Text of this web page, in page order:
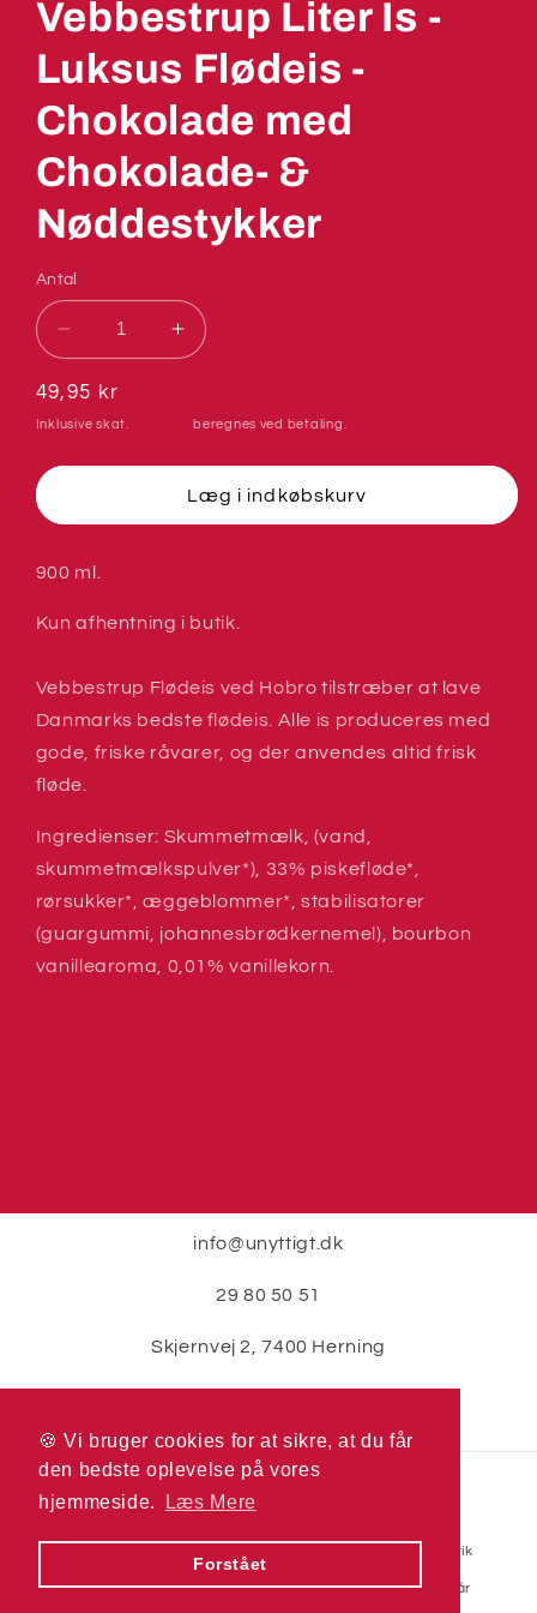
🍪 Vi bruger cookies for at sikre, at du får
den bedste oplevelse på vores
hjemmeside.
Læs Mere
Forstået
🍪 Vi bruger cookies for at sikre, at du får
den bedste oplevelse på vores
hjemmeside.
Læs Mere
Forstået
Vebbestrup Liter Is -
Luksus Flødeis -
Chokolade med
Chokolade- &
Nøddestykker
Antal
Reducer
antallet
for
Vebbestrup
Is
Luksus
-
med
&amp;
Nøddestykker
Øg
antallet
Vebbestrup
Is
Luksus
med
&amp;
Nøddestykker
Normalpris
49,95 kr
Inklusive skat. beregnes ved betaling.
Læg i indkøbskurv
900 ml.
Kun afhentning i butik.
Vebbestrup Flødeis ved Hobro tilstræber at lave
Danmarks bedste flødeis. Alle is produceres med
gode, friske råvarer, og der anvendes altid frisk
fløde.
Ingredienser: Skummetmælk, (vand,
skummetmælkspulver*), 33% piskefløde*,
rørsukker*, æggeblommer*, stabilisatorer
(guargummi, johannesbrødkernemel), bourbon
vanillearoma, 0,01% vanillekorn.
info@unyttigt.dk
29 80 50 51
Skjernvej 2, 7400 Herning
Betalingsmetoder
Refusionspolitik
Politik om beskyttelse af persondata Servicevilkår